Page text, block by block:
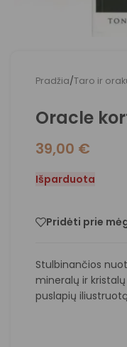
Pradžia/Taro ir
Oracle
39,00 €
Išparduota
Pridėti prie
Stulbinančios
mineralų ir
puslapių